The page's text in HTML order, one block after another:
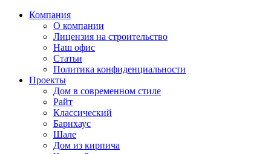
Компания
О компании
Лицензия на строительство
Наш офис
Статьи
Политика конфиденциальности
Проекты
Дом в современном стиле
Райт
Классический
Барнхаус
Шале
Дом из кирпича